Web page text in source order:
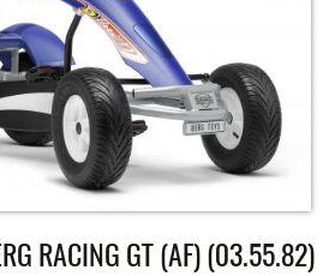
RACING GT (AF) (03.55.82)